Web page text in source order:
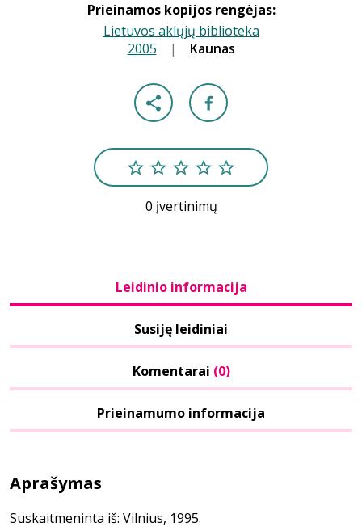
Prieinamos kopijos rengėjas:
Lietuvos aklųjų biblioteka
2005 | Kaunas
0 įvertinimų
Leidinio informacija
Susiję leidiniai
Komentarai (0)
Prieinamumo informacija
Aprašymas
Suskaitmeninta iš: Vilnius, 1995.